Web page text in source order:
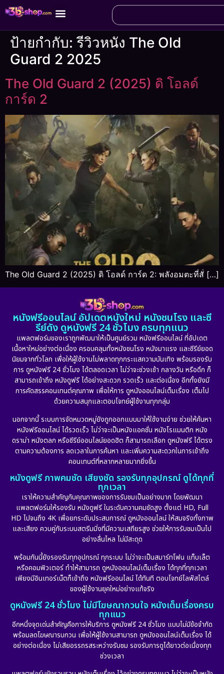
ป้ายกำกับ:รีวิวหนัง The Old
Guard 2 2025
The Old Guard 2 (2025) ดิ โอลด์
การ์ด 2
The Old Guard 2 (2025) ดิ โอลด์ การ์ด 2: พลังอมตะที่สั่ […]
หนังฟรีออนไลน์ อัปเดตหนังใหม่ หนังชนโรง และซี
รีย์ดัง ดูหนังฟรี 24 ชั่วโมง ครบทุกแนว
แพลตฟอร์มของเราถูกพัฒนาให้เป็นศูนย์รวม หนังฟรีออนไลน์ ที่อัปเดต
เนื้อหาใหม่อย่างต่อเนื่อง ครอบคลุมทั้งหนังชนโรง หนังมาแรง และซีรีย์ยอด
นิยมจากทั่วโลก เพื่อให้ผู้ใช้งานไม่พลาดทุกกระแสความบันเทิง พร้อมรองรับ
การ ดูหนังฟรี 24 ชั่วโมง ได้ตลอดเวลา ไม่ว่าจะช่วงเช้า กลางวัน หรือดึก ก็
สามารถเข้าถึง หนังดูฟรี ได้อย่างสะดวก รวดเร็ว และต่อเนื่อง อีกทั้งยังมี
การคัดสรรคอนเทนต์คุณภาพ เพื่อให้การ ดูหนังออนไลน์เต็มเรื่อง เต็มไป
ด้วยความสนุกและตอบโจทย์ผู้ใช้งานทุกกลุ่ม
นอกจากนี้ ระบบการจัดหมวดหมู่ยังถูกออกแบบมาให้ใช้งานง่าย ช่วยให้ค้นหา
หนังฟรีออนไลน์ ได้รวดเร็ว ไม่ว่าจะเป็นหนังแอคชั่น หนังโรแมนติก หนัง
ดราม่า หนังตลก หรือซีรีย์ออนไลน์ยอดฮิต ก็สามารถเลือก ดูหนังฟรี ได้ตรง
ตามความต้องการ ลดเวลาในการค้นหา และเพิ่มความสะดวกในการเข้าถึง
คอนเทนต์ที่หลากหลายมากยิ่งขึ้น
หนังดูฟรี ภาพคมชัด เสียงชัด รองรับทุกอุปกรณ์ ดูได้ทุกที่
ทุกเวลา
เราให้ความสำคัญกับคุณภาพของการรับชมเป็นอย่างมาก โดยพัฒนา
แพลตฟอร์มให้รองรับ หนังดูฟรี ในระดับความคมชัดสูง ตั้งแต่ HD, Full
HD ไปจนถึง 4K เพื่อยกระดับประสบการณ์ ดูหนังออนไลน์ ให้สมจริงทั้งภาพ
และเสียง ควบคู่กับระบบสตรีมมิ่งที่มีความเสถียรสูง ช่วยให้การรับชมเป็นไป
อย่างลื่นไหล ไม่มีสะดุด
พร้อมกันนี้ยังรองรับทุกอุปกรณ์ ทุกระบบ ไม่ว่าจะเป็นสมาร์ทโฟน แท็บเล็ต
หรือคอมพิวเตอร์ ทำให้สามารถ ดูหนังออนไลน์เต็มเรื่อง ได้ทุกที่ทุกเวลา
เพียงมีอินเทอร์เน็ตก็เข้าถึง หนังฟรีออนไลน์ ได้ทันที ตอบโจทย์ไลฟ์สไตล์
ของผู้ใช้งานยุคใหม่อย่างแท้จริง
ดูหนังฟรี 24 ชั่วโมง ไม่มีโฆษณากวนใจ หนังเต็มเรื่องครบ
ทุกแนว
อีกหนึ่งจุดเด่นสำคัญคือการให้บริการ ดูหนังฟรี 24 ชั่วโมง แบบไม่มีข้อจำกัด
พร้อมลดโฆษณารบกวน เพื่อให้ผู้ใช้งานสามารถ ดูหนังออนไลน์เต็มเรื่อง ได้
อย่างต่อเนื่อง ไม่เสียอรรถรสระหว่างรับชม รองรับการดูได้ยาวต่อเนื่องทุก
ช่วงเวลา